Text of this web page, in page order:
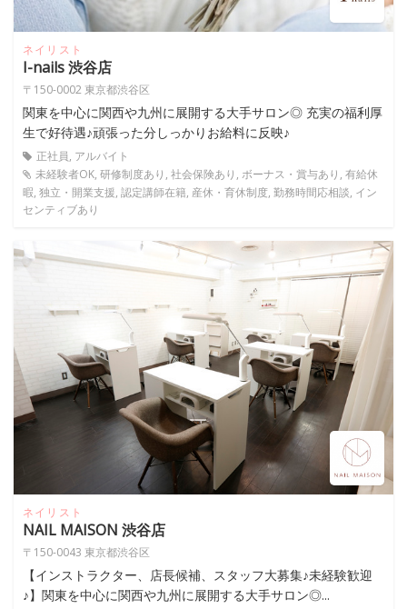
ネイリスト
I-nails 渋谷店
〒150-0002 東京都渋谷区
関東を中心に関西や九州に展開する大手サロン◎ 充実の福利厚
生で好待遇♪頑張った分しっかりお給料に反映♪
正社員, アルバイト
未経験者OK, 研修制度あり, 社会保険あり, ボーナス・賞与あり, 有給休
暇, 独立・開業支援, 認定講師在籍, 産休・育休制度, 勤務時間応相談, イン
センティブあり
ネイリスト
NAIL MAISON 渋谷店
〒150-0043 東京都渋谷区
【インストラクター、店長候補、スタッフ大募集♪未経験歓迎
♪】関東を中心に関西や九州に展開する大手サロン◎...